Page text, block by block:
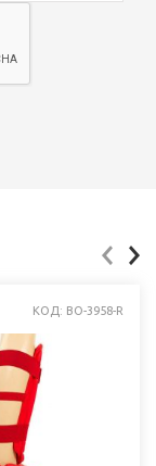
КОД: BO-3958-R